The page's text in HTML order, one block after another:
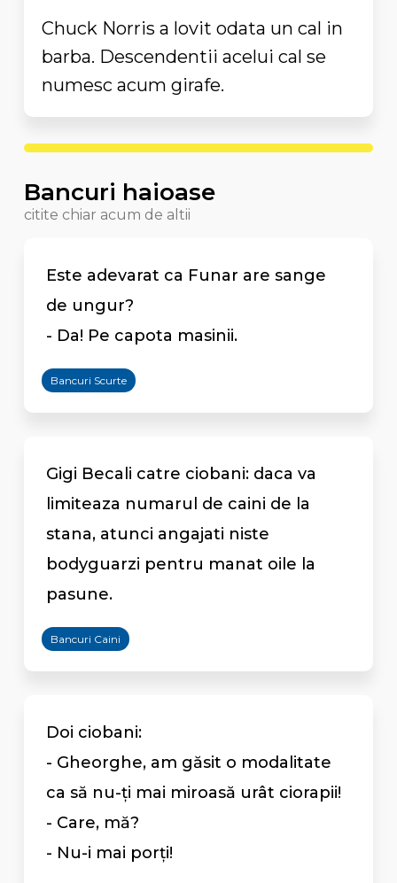
Chuck Norris a lovit odata un cal in
barba. Descendentii acelui cal se
numesc acum girafe.
Bancuri haioase
citite chiar acum de altii
Este adevarat ca Funar are sange
de ungur?
- Da! Pe capota masinii.
Bancuri Scurte
Gigi Becali catre ciobani: daca va
limiteaza numarul de caini de la
stana, atunci angajati niste
bodyguarzi pentru manat oile la
pasune.
Bancuri Caini
Doi ciobani:
- Gheorghe, am găsit o modalitate
ca să nu-ţi mai miroasă urât ciorapii!
- Care, mă?
- Nu-i mai porţi!